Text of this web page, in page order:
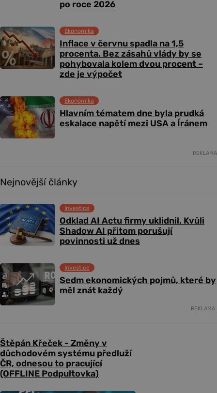
po roce 2026
Inflace v červnu spadla na 1,5
procenta. Bez zásahů vlády by se
pohybovala kolem dvou procent –
zde je výpočet
Ekonomika
Hlavním tématem dne byla prudká
eskalace napětí mezi USA a Íránem
Ekonomika
REKLAMA
Nejnovější články
Odklad AI Actu firmy uklidnil. Kvůli
Shadow AI přitom porušují
povinnosti už dnes
Investice
Sedm ekonomických pojmů, které by
měl znát každý
Investice
REKLAMA
Štěpán Křeček - Změny v
důchodovém systému předluží
ČR, odnesou to pracující
(OFFLINE Podpultovka)